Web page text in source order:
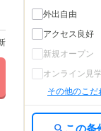
外出自由
アクセス良好
新規オープン
オンライン見
その他のこだ
この条